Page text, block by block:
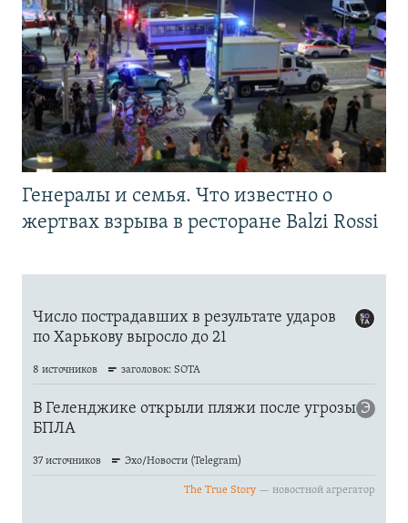
Генералы и семья. Что известно о
жертвах взрыва в ресторане Balzi Rossi